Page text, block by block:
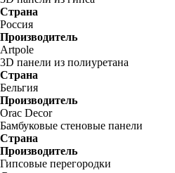
Страна
Россия
Производитель
Artpole
3D панели из полиуретана
Страна
Бельгия
Производитель
Orac Decor
Бамбуковые стеновые панели
Страна
Производитель
Гипсовые перегородки